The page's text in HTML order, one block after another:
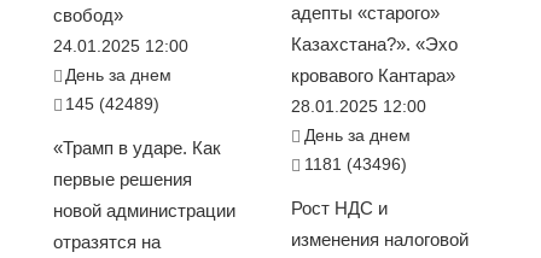
свобод»
24.01.2025 12:00
День за днем
145 (42489)
«Трамп в ударе. Как
первые решения
новой администрации
отразятся на
адепты «старого»
Казахстана?». «Эхо
кровавого Кантара»
28.01.2025 12:00
День за днем
1181 (43496)
Рост НДС и
изменения налоговой